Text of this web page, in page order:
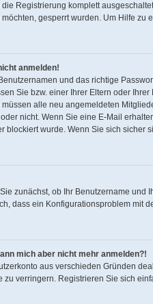
Registrierung komplett
gesperrt wurden. Um Hilfe
anmelden!
und das richtige
Sie bzw. einer Ihrer Eltern oder
alle neu angemeldeten
nicht. Wenn Sie eine E-Mail
blockiert wurde. Wenn Sie sich
zunächst, ob Ihr Benutzername
dass ein Konfigurationsproblem mit
mich aber nicht mehr anmelden?!
aus verschieden Gründen
verringern. Registrieren Sie sich